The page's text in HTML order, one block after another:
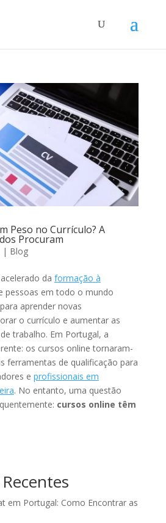
Peso no Currículo? A
Procuram
| Blog
da formação à
pessoas em todo o mundo
aprender novas
o currículo e aumentar as
trabalho. Em Portugal, a
os cursos online tornaram-
ferramentas de qualificação para
e profissionais em
. No entanto, uma questão
cursos online têm
em Portugal: Como Encontrar as